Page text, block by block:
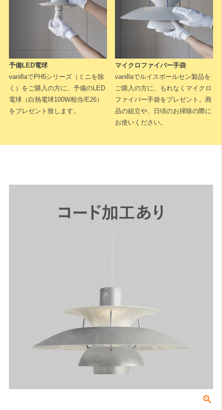
下記に測定した長さなどを入力いただくと全長が算出されます。
※測定した長さは
でご入力ください。
1cm単位で対応可能
天井高
B：テーブル天板から器具の下面（任意）
角型引掛シーリングやダクトレールなどの取付側のパーツの高さにな
ご注文時はこちらの数値をご記入ください。
予備LED電球
vanillaでPH5シリーズ（ミニを除
く）をご購入の方に、予備のLED
電球（白熱電球100W相当/E26）
をプレゼント致します。
マイクロファイバー手袋
vanillaでルイスポールセン製品を
ご購入の方に、もれなくマイクロ
ファイバー手袋をプレゼント。商
品の組立や、日頃のお掃除の際に
お使いください。